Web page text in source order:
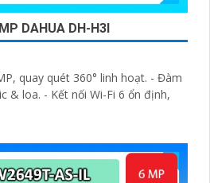
DAHUA DH-H3I
quay quét 360° linh hoạt. - Đàm
& loa. - Kết nối Wi-Fi 6 ổn định,